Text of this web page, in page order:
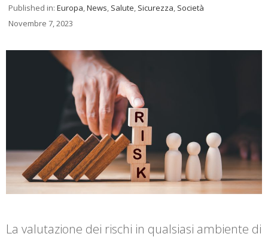
Published in: Europa,News, Salute, Sicurezza, Società
Novembre 7, 2023
La valutazione dei rischi in qualsiasi ambiente di